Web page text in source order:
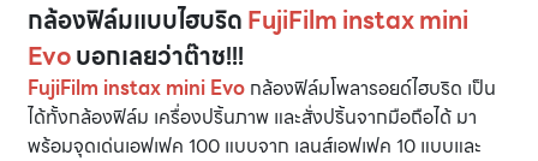
กล้องฟิล์มแบบไฮบริดFujiFilm instax mini
Evoบอกเลยว่าต๊าช!!!
FujiFilm instax mini Evo กล้องฟิล์มโพลารอยด์ไฮบริด เป็น
ได้ทั้งกล้องฟิล์ม เครื่องปริ้นภาพ และสั่งปริ้นจากมือถือได้ มา
พร้อมจุดเด่นเอฟเฟค 100 แบบจาก เลนส์เอฟเฟค 10 แบบและ